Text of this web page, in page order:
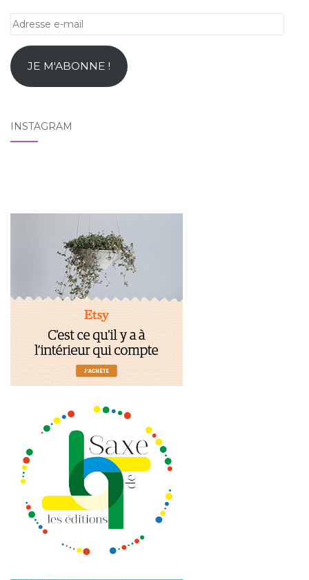
Adresse
mailJE M'ABONNE !
INSTAGRAM